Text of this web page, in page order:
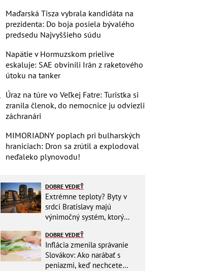
Maďarská Tisza vybrala kandidáta na
prezidenta: Do boja posiela bývalého
predsedu Najvyššieho súdu
Napätie v Hormuzskom prielive
eskaluje: SAE obvinili Irán z raketového
útoku na tanker
Úraz na túre vo Veľkej Fatre: Turistka si
zranila členok, do nemocnice ju odviezli
záchranári
MIMORIADNY poplach pri bulharských
hraniciach: Dron sa zrútil a explodoval
neďaleko plynovodu!
DOBRE VEDIEŤ
Extrémne teploty? Byty v
srdci Bratislavy majú
výnimočný systém, ktorý
DOBRE VEDIEŤ
Inflácia zmenila správanie
Slovákov: Ako narábať s
peniazmi, keď nechcete